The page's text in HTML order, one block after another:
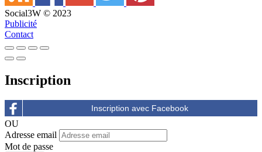
Social3W © 2023
Publicité
Contact
Inscription
OU
Adresse email
Mot de passe